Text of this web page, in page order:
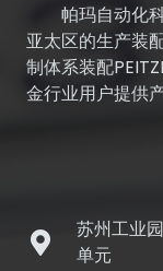
帕玛自动化
亚太区的生产装
制体系装配
金行业用户提供
苏州工业
单元